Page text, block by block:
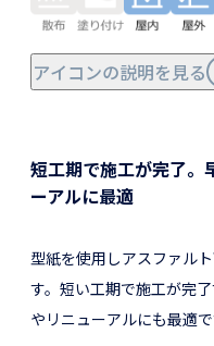
アイコンの説明を見る
短工期で施工が完了。
ーアルに最適
型紙を使用しアスファル
す。短い工期で施工が完
やリニューアルにも最適で